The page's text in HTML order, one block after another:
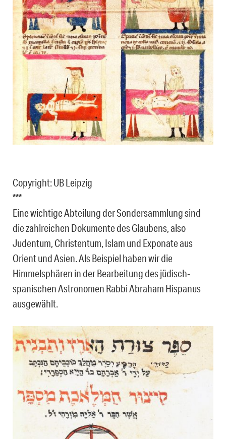
Copyright: UB Leipzig
***
Eine wichtige Abteilung der Sondersammlung sind
die zahlreichen Dokumente des Glaubens, also
Judentum, Christentum, Islam und Exponate aus
Orient und Asien. Als Beispiel haben wir die
Himmelsphären in der Bearbeitung des jüdisch-
spanischen Astronomen Rabbi Abraham Hispanus
ausgewählt.